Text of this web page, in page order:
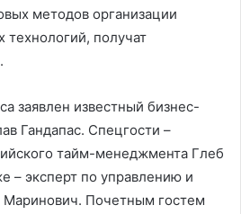
методов организации
получат
заявлен известный бизнес-
Гандапас. Спецгости –
тайм-менеджмента Глеб
– эксперт по управлению и
Маринович. Почетным гостем